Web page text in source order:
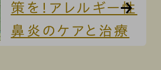
策を！アレルギー性
鼻炎のケアと治療